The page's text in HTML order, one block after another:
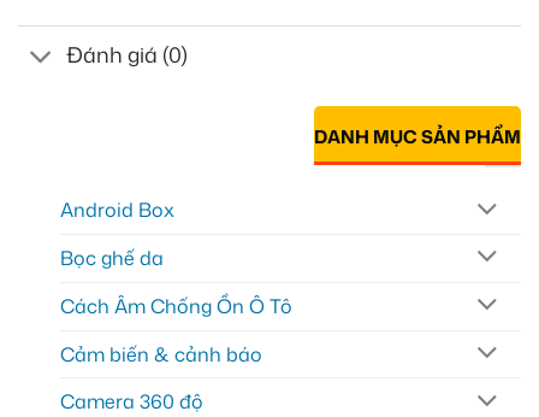
Đánh giá (0)
DANH MỤC SẢN PHẨM
Android Box
Bọc ghế da
Cách Âm Chống Ồn Ô Tô
Cảm biến & cảnh báo
Camera 360 độ